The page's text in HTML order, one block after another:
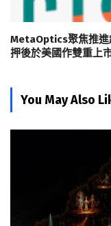
MetaOptics聚焦推進
押後於美國作雙重上
You May Also